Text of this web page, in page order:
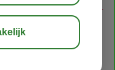
bewaar